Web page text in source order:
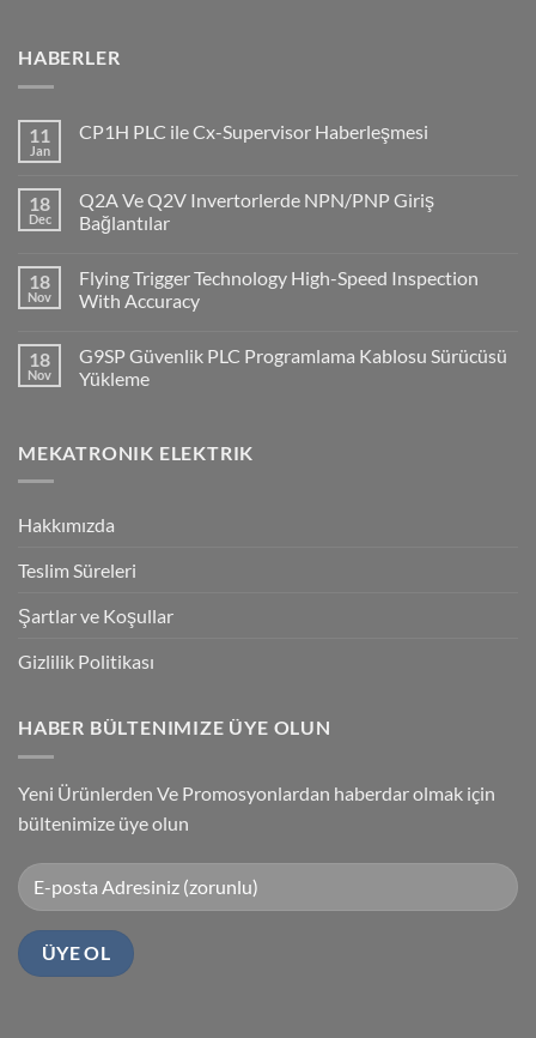
HABERLER
11
Jan
CP1H PLC ile Cx-Supervisor Haberleşmesi
CP1H
PLC
ile
Haberleşmesi
18
Dec
Q2A Ve Q2V Invertorlerde NPN/PNP Giriş
Bağlantılar
on
Q2A
Ve
NPN/PNP
Giriş
Bağlantılar
18
Nov
Flying Trigger Technology High-Speed Inspection
With Accuracy
on
Flying
Trigger
Inspection
With
18
Nov
G9SP Güvenlik PLC Programlama Kablosu Sürücüsü
Yükleme
G9SP
Güvenlik
Sürücüsü
MEKATRONIK ELEKTRIK
Hakkımızda
Teslim Süreleri
Şartlar ve Koşullar
Gizlilik Politikası
HABER BÜLTENIMIZE ÜYE OLUN
Yeni Ürünlerden Ve Promosyonlardan haberdar olmak için
bültenimize üye olun